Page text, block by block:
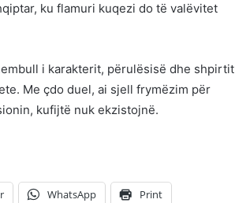
ku flamuri kuqezi do të valëvitet
i karakterit, përulësisë dhe shpirtit
Me çdo duel, ai sjell frymëzim për
kufijtë nuk ekzistojnë.
WhatsApp Print